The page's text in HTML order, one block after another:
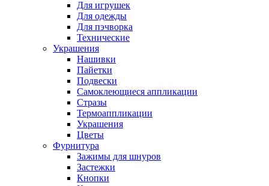
Для игрушек
Для одежды
Для пэчворка
Технические
Украшения
Нашивки
Пайетки
Подвески
Самоклеющиеся аппликации
Стразы
Термоаппликации
Украшения
Цветы
Фурнитура
Зажимы для шнуров
Застежки
Кнопки